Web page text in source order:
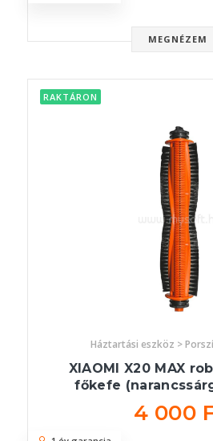
MEGNÉZEM
RAKTÁRON
Háztartási eszköz >
XIAOMI X20 MAX
főkefe
4 000